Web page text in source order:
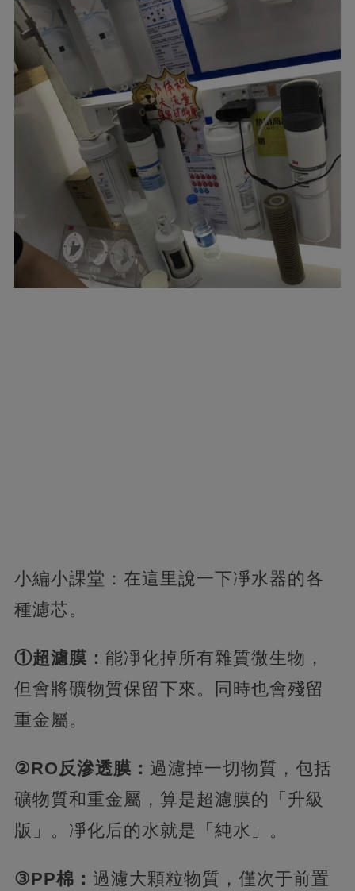
小編小課堂：在這里說一下凈水器的各
種濾芯。
①超濾膜： 能凈化掉所有雜質微生物，
但會將礦物質保留下來。同時也會殘留
重金屬。
②RO反滲透膜： 過濾掉一切物質，包括
礦物質和重金屬，算是超濾膜的「升級
版」。凈化后的水就是「純水」。
③PP棉： 過濾大顆粒物質，僅次于前置